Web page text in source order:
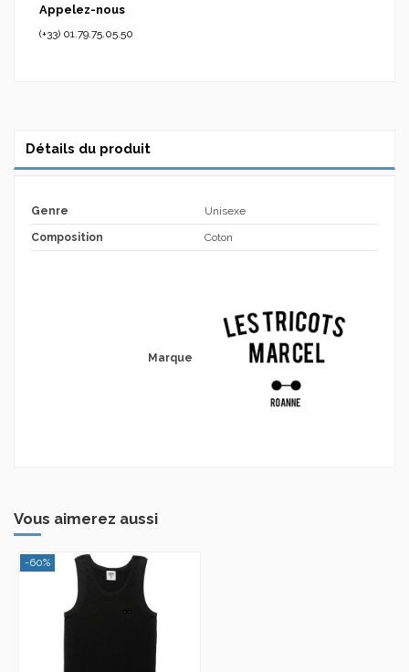
Appelez-nous
(+33) 01.79.75.05.50
Détails du produit
Genre Unisexe
Composition Coton
Marque
Vous aimerez aussi
-60%